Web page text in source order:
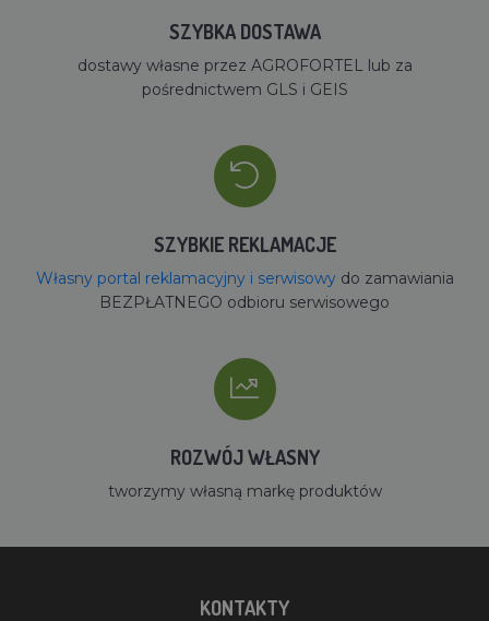
SZYBKA DOSTAWA
dostawy własne przez AGROFORTEL lub za
pośrednictwem GLS i GEIS
SZYBKIE REKLAMACJE
Własny portal reklamacyjny i serwisowydo zamawiania
BEZPŁATNEGO odbioru serwisowego
ROZWÓJ WŁASNY
tworzymy własną markę produktów
KONTAKTY